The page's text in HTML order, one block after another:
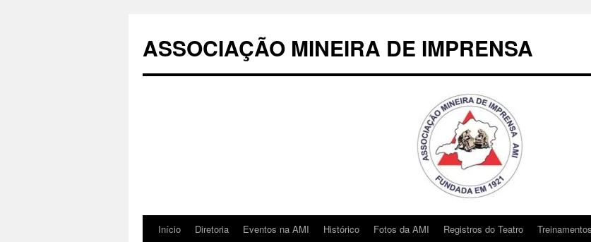
conteúdo
ASSOCIAÇÃO MINEIRA DE IMPRENSA
Início Diretoria Eventos na AMI Histórico Fotos da AMI Registros do Teatro Treinamentos